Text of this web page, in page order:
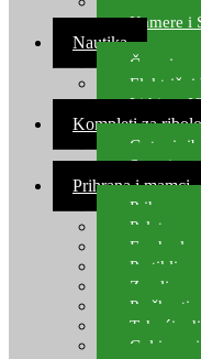
Kamere i
Nautika
Čamci za
Električni
Lithium
Kompleti za
Gotovi
Setovi za
Prihrana i mamci
Prihrana
Pelete za
Feeder
Partikli za
Zemlja za
Praškasti
Tekući
Gel i